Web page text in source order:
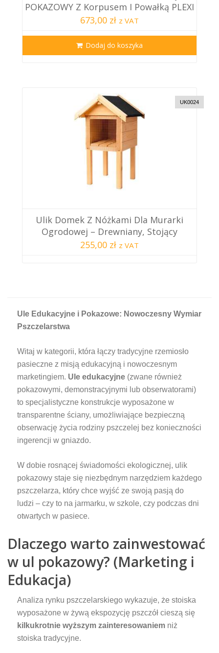
POKAZOWY Z Korpusem I Powałką PLEXI
673,00 zł z VAT
Dodaj do koszyka
UK0024
Ulik Domek Z Nóżkami Dla Murarki
Ogrodowej – Drewniany, Stojący
255,00 zł z VAT
Ule Edukacyjne i Pokazowe: Nowoczesny Wymiar
Pszczelarstwa
Witaj w kategorii, która łączy tradycyjne rzemiosło
pasieczne z misją edukacyjną i nowoczesnym
marketingiem. Ule edukacyjne (zwane również
pokazowymi, demonstracyjnymi lub obserwatorami)
to specjalistyczne konstrukcje wyposażone w
transparentne ściany, umożliwiające bezpieczną
obserwację życia rodziny pszczelej bez konieczności
ingerencji w gniazdo.
W dobie rosnącej świadomości ekologicznej, ulik
pokazowy staje się niezbędnym narzędziem każdego
pszczelarza, który chce wyjść ze swoją pasją do
ludzi – czy to na jarmarku, w szkole, czy podczas dni
otwartych w pasiece.
Dlaczego warto zainwestować
w ul pokazowy? (Marketing i
Edukacja)
Analiza rynku pszczelarskiego wykazuje, że stoiska
wyposażone w żywą ekspozycję pszczół cieszą się
kilkukrotnie wyższym zainteresowaniem niż
stoiska tradycyjne.